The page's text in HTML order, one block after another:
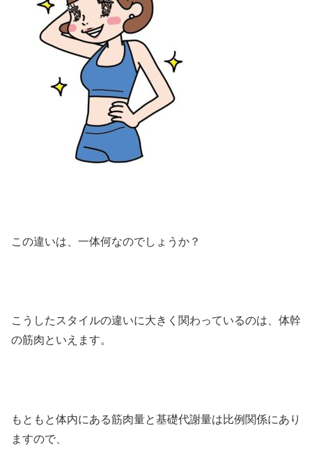
この違いは、一体何なのでしょうか？
こうしたスタイルの違いに大きく関わっているのは、体幹
の筋肉といえます。
もともと体内にある筋肉量と基礎代謝量は比例関係にあり
ますので、